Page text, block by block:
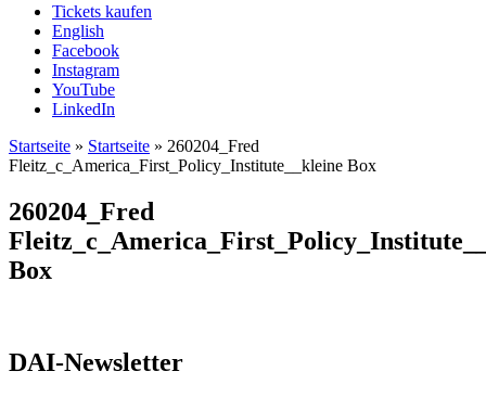
Tickets kaufen
English
Facebook
Instagram
YouTube
LinkedIn
Startseite » Startseite » 260204_Fred
Fleitz_c_America_First_Policy_Institute__kleine Box
260204_Fred
Box
DAI-Newsletter